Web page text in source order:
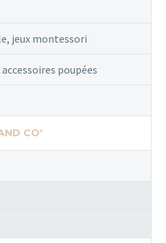
jeux montessori
poupées
CO'